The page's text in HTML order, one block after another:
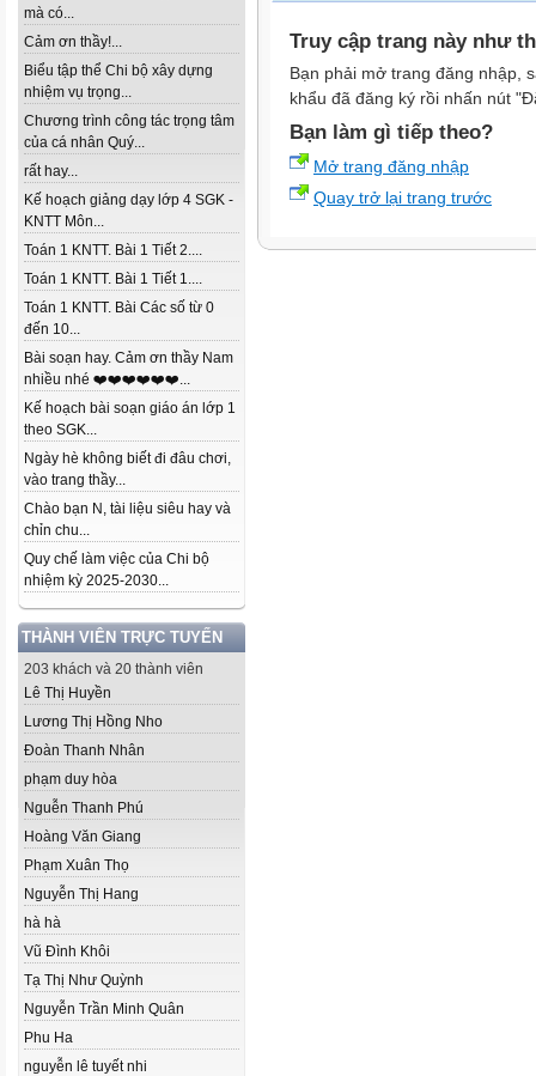
mà có...
Cảm ơn thầy!...
Biểu tập thể Chi bộ xây dựng
nhiệm vụ trọng...
Chương trình công tác trọng tâm
của cá nhân Quý...
rất hay...
Kế hoạch giảng dạy lớp 4 SGK -
KNTT Môn...
Toán 1 KNTT. Bài 1 Tiết 2....
Toán 1 KNTT. Bài 1 Tiết 1....
Toán 1 KNTT. Bài Các số từ 0
đến 10...
Bài soạn hay. Cảm ơn thầy Nam
nhiều nhé ❤️❤️❤️❤️❤️❤️...
Kế hoạch bài soạn giáo án lớp 1
theo SGK...
Ngày hè không biết đi đâu chơi,
vào trang thầy...
Chào bạn N, tài liệu siêu hay và
chỉn chu...
Quy chế làm việc của Chi bộ
nhiệm kỳ 2025-2030...
THÀNH VIÊN TRỰC TUYẾN
203 khách và 20 thành viên
Lê Thị Huyền
Lương Thị Hồng Nho
Đoàn Thanh Nhân
phạm duy hòa
Nguễn Thanh Phú
Hoàng Văn Giang
Phạm Xuân Thọ
Nguyễn Thị Hang
hà hà
Vũ Đình Khôi
Tạ Thị Như Quỳnh
Nguyễn Trần Minh Quân
Phu Ha
nguyễn lê tuyết nhi
Truy cập trang này như
Bạn phải mở trang đăng nhập,
khẩu đã đăng ký rồi nhấn nút
Bạn làm gì tiếp theo?
Mở trang đăng nhập
Quay trở lại trang trước